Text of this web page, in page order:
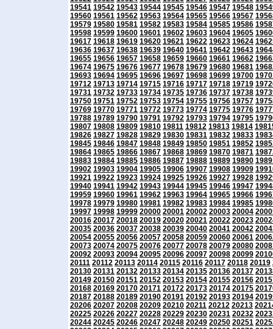
19541 19542 19543 19544 19545 19546 19547 19548
19560 19561 19562 19563 19564 19565 19566 19567
19579 19580 19581 19582 19583 19584 19585 19586
19598 19599 19600 19601 19602 19603 19604 19605
19617 19618 19619 19620 19621 19622 19623 19624
19636 19637 19638 19639 19640 19641 19642 19643
19655 19656 19657 19658 19659 19660 19661 19662
19674 19675 19676 19677 19678 19679 19680 19681
19693 19694 19695 19696 19697 19698 19699 19700
19712 19713 19714 19715 19716 19717 19718 19719
19731 19732 19733 19734 19735 19736 19737 19738
19750 19751 19752 19753 19754 19755 19756 19757
19769 19770 19771 19772 19773 19774 19775 19776
19788 19789 19790 19791 19792 19793 19794 19795
19807 19808 19809 19810 19811 19812 19813 19814
19826 19827 19828 19829 19830 19831 19832 19833
19845 19846 19847 19848 19849 19850 19851 19852
19864 19865 19866 19867 19868 19869 19870 19871
19883 19884 19885 19886 19887 19888 19889 19890
19902 19903 19904 19905 19906 19907 19908 19909
19921 19922 19923 19924 19925 19926 19927 19928
19940 19941 19942 19943 19944 19945 19946 19947
19959 19960 19961 19962 19963 19964 19965 19966
19978 19979 19980 19981 19982 19983 19984 19985
19997 19998 19999 20000 20001 20002 20003 20004
20016 20017 20018 20019 20020 20021 20022 20023
20035 20036 20037 20038 20039 20040 20041 20042
20054 20055 20056 20057 20058 20059 20060 20061
20073 20074 20075 20076 20077 20078 20079 20080
20092 20093 20094 20095 20096 20097 20098 20099
20111 20112 20113 20114 20115 20116 20117 20118 20119
20130 20131 20132 20133 20134 20135 20136 20137
20149 20150 20151 20152 20153 20154 20155 20156
20168 20169 20170 20171 20172 20173 20174 20175
20187 20188 20189 20190 20191 20192 20193 20194
20206 20207 20208 20209 20210 20211 20212 20213
20225 20226 20227 20228 20229 20230 20231 20232
20244 20245 20246 20247 20248 20249 20250 20251